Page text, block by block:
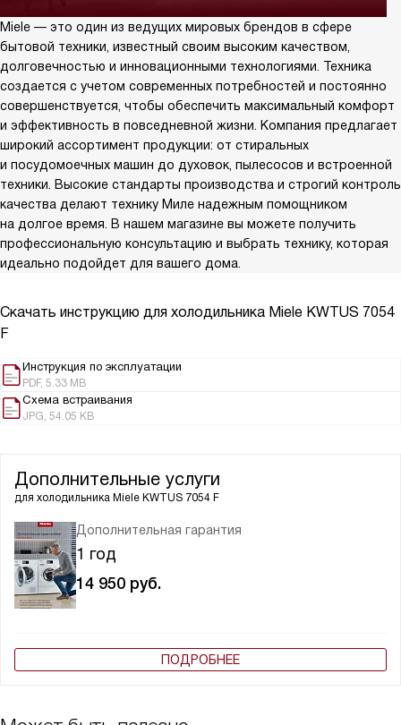
Miele — это один из ведущих мировых брендов в сфере
бытовой техники, известный своим высоким качеством,
долговечностью и инновационными технологиями. Техника
создается с учетом современных потребностей и постоянно
совершенствуется, чтобы обеспечить максимальный комфорт
и эффективность в повседневной жизни. Компания предлагает
широкий ассортимент продукции: от стиральных
и посудомоечных машин до духовок, пылесосов и встроенной
техники. Высокие стандарты производства и строгий контроль
качества делают технику Миле надежным помощником
на долгое время. В нашем магазине вы можете получить
профессиональную консультацию и выбрать технику, которая
идеально подойдет для вашего дома.
Скачать инструкцию для холодильника Miele KWTUS 7054
F
Инструкция по эксплуатации
PDF, 5.33 MB
Схема встраивания
JPG, 54.05 KB
Дополнительные услуги
для холодильника Miele KWTUS 7054 F
Дополнительная гарантия
1 год
14 950 руб.
ПОДРОБНЕЕ